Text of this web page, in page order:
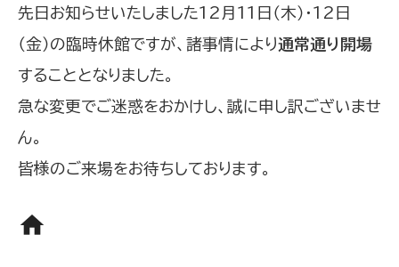
先日お知らせいたしました12月11日（木）・12日
（金）の臨時休館ですが、諸事情により通常通り開場
することとなりました。
急な変更でご迷惑をおかけし、誠に申し訳ございませ
ん。
皆様のご来場をお待ちしております。
home